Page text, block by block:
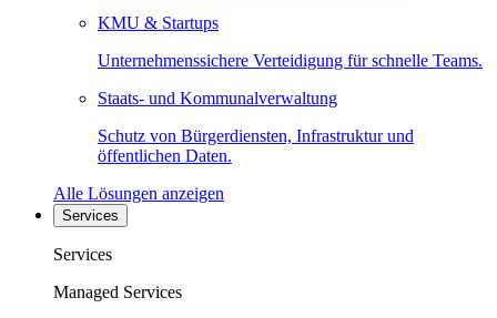
KMU & Startups
Unternehmenssichere Verteidigung für schnelle Teams.
Staats- und Kommunalverwaltung
Schutz von Bürgerdiensten, Infrastruktur und
öffentlichen Daten.
Alle Lösungen anzeigen
Services
Services
Managed Services